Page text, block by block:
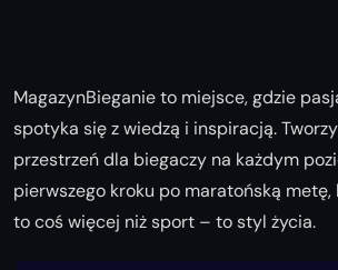
MagazynBieganie to miejsce, gdzie
spotyka się z wiedzą i inspiracją.
przestrzeń dla biegaczy na każdym
pierwszego kroku po maratońską metę,
to coś więcej niż sport – to styl życia.